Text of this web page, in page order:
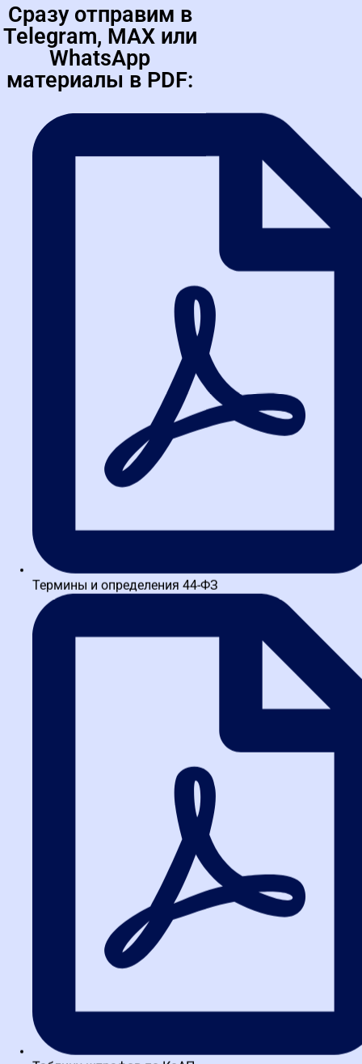
Юлиана Федорова
Очень рада, что прошла обучение в онлайн формате. Теперь все
ясно и понятно и можно приступать к работе! Советую! В
Яндекс
Анна Панасюк
Очень высококвалифицированные преподаватели. Кроме
теоретической подготовки дают много практических советов в
очень доступной и интересной форме. Также есть тренажеры для
возможности попробовать и поучится работать в ЕИС. Удобный
видеолекции, конспекты, презентации, чат. Очень довольна
обучением именно в “Высшей школе закупок”. Спасибо огромное
Яндекс